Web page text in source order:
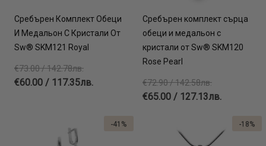
Сребърен Комплект Обеци
И Медальон С Кристали От
Sw® SKM121 Royal
€73.00 / 142.78лв.
€60.00 / 117.35лв.
Сребърен комплект сърца
обеци и медальон с
кристали от Sw® SKM120
Rose Pearl
€72.90 / 142.58лв.
€65.00 / 127.13лв.
-41% -18%